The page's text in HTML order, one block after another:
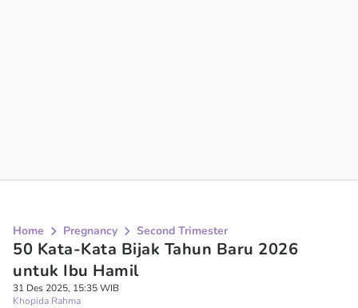
Home Pregnancy Second Trimester
50 Kata-Kata Bijak Tahun Baru 2026
untuk Ibu Hamil
31 Des 2025, 15:35 WIB
Khopida Rahma